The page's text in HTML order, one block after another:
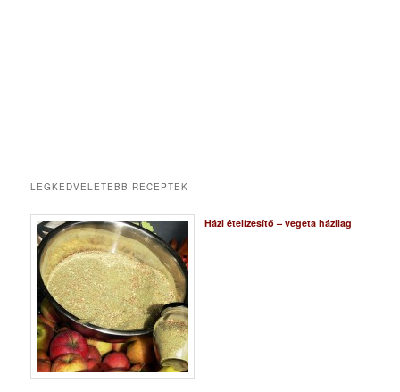
LEGKEDVELETEBB RECEPTEK
Házi ételízesítő – vegeta házilag